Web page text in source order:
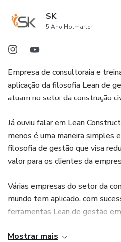
los
Kemmer
- 1 sessão de mentoria (2h),
>>WORKSHOP PRÁTICO
Alexandre Soares)<<
apresentados durante as aulas
Cronograma das aulas:
SK
5 Ano Hotmarter
Empresa de consultoraia e
aplicação da filosofia Lean de
atuam no setor da construção
Já ouviu falar em Lean
menos é uma maneira simples
filosofia de gestão que visa
valor para os clientes da
Várias empresas do setor da
mundo tem aplicado, com
ferramentas Lean de gestão
Planos confiáveis, menos
Mostrar mais